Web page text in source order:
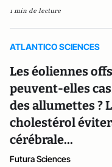
1 min de lecture
ATLANTICO SCIENCES
Les éoliennes
peuvent-elles
des allumettes ?
cholestérol
cérébrale...
Futura Sciences